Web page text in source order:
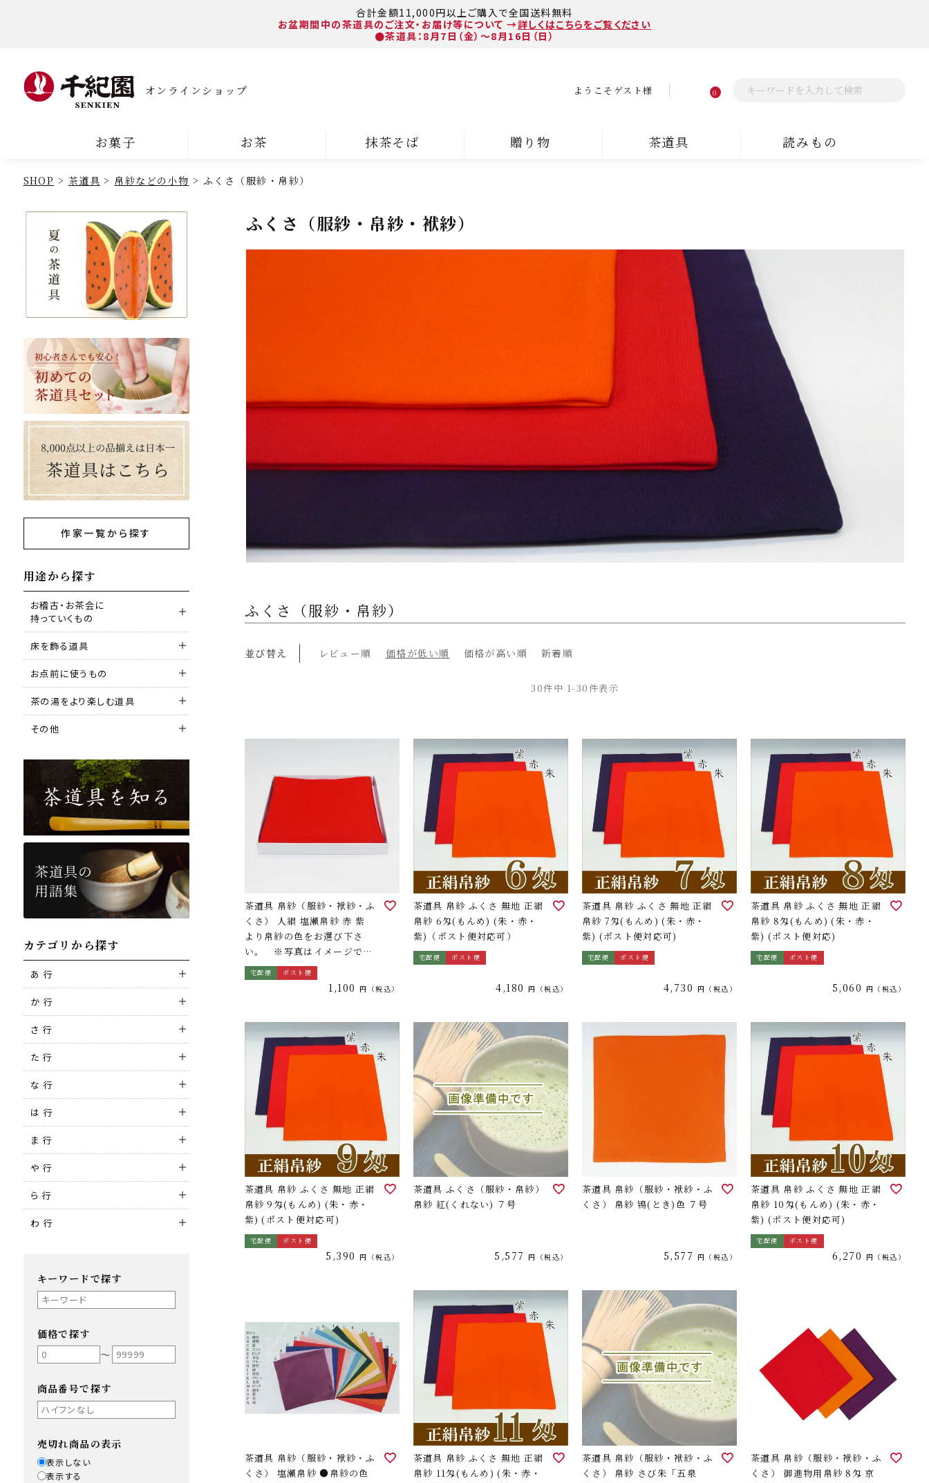
合計金額11,000円以上ご購入で全国送料無料
お盆期間中の茶道具のご注文・お届け等について →詳しくはこちらをご覧ください
●茶道具：8月7日（金）～8月16日（日）
オンラインショップ ようこそゲスト様 0
お菓子 お茶 抹茶そば 贈り物 茶道具 読みもの
SHOP 茶道具 帛紗などの小物 ふくさ（服紗・帛紗）
作家一覧から探す
用途から探す
お稽古・お茶会に
持っていくもの
床を飾る道具
お点前に使うもの
茶の湯をより楽しむ道具
その他
カテゴリから探す
あ 行
か 行
さ 行
た 行
な 行
は 行
ま 行
や 行
ら 行
わ 行
キーワードで探す
価格で探す
〜
商品番号で探す
売切れ商品の表示
表示しない
表示する
ふくさ（服紗・帛紗・袱紗）
ふくさ（服紗・帛紗）
並び替え レビュー順 価格が低い順 価格が高い順 新着順
30件中 1-30件表示
茶道具 帛紗（服紗・袱紗・ふ
くさ） 人絹 塩瀬帛紗 赤 紫
より帛紗の色をお選び下さ
い。 ※写真はイメージで
す。（ポスト便対応可）
宅配便 ポスト便
1,100 税込
茶道具 帛紗 ふくさ 無地 正絹
帛紗 6匁(もんめ) (朱・赤・
紫)（ポスト便対応可）
宅配便 ポスト便
4,180 税込
茶道具 帛紗 ふくさ 無地 正絹
帛紗 7匁(もんめ) (朱・赤・
紫) (ポスト便対応可)
宅配便 ポスト便
4,730 税込
茶道具 帛紗 ふくさ 無地 正絹
帛紗 8匁(もんめ) (朱・赤・
紫) (ポスト便対応)
宅配便 ポスト便
5,060 税込
茶道具 帛紗 ふくさ 無地 正絹
帛紗 9匁(もんめ) (朱・赤・
紫) (ポスト便対応可)
宅配便 ポスト便
5,390 税込
茶道具 ふくさ（服紗・帛紗）
帛紗 紅(くれない) ７号
5,577 税込
茶道具 帛紗（服紗・袱紗・ふ
くさ） 帛紗 鴇(とき)色 ７号
5,577 税込
茶道具 帛紗 ふくさ 無地 正絹
帛紗 10匁(もんめ) (朱・赤・
紫) (ポスト便対応可)
宅配便 ポスト便
6,270 税込
茶道具 帛紗（服紗・袱紗・ふ
くさ） 塩瀬帛紗 ●帛紗の色
茶道具 帛紗 ふくさ 無地 正絹
帛紗 11匁(もんめ) (朱・赤・
茶道具 帛紗（服紗・袱紗・ふ
くさ） 帛紗 さび朱「五泉
茶道具 帛紗（服紗・袱紗・ふ
くさ） 御進物用帛紗 8匁 京